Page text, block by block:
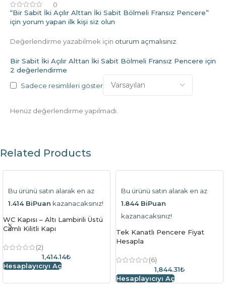
0
Bir Sabit İki Açılır Alttan İki Sabit Bölmeli Fransız Pencere için
2 değerlendirme
Sadece resimlileri göster
Henüz değerlendirme yapılmadı.
“Bir Sabit İki Açılır Alttan İki Sabit Bölmeli Fransız Pencere”
için yorum yapan ilk kişi siz olun
Değerlendirme yazabilmek için oturum açmalısınız
Related Products
Bu ürünü satın alarak en az
1.414 BiPuan kazanacaksınız!
WC Kapısı – Altı Lambirili Üstü
Camlı Kilitli Kapı
(2)
1,414.14₺
Hesaplayıcıyı Aç
Bu ürünü satın alarak en az
1.844 BiPuan
kazanacaksınız!
Tek Kanatlı Pencere Fiyat
Hesapla
(6)
1,844.31₺
Hesaplayıcıyı Aç